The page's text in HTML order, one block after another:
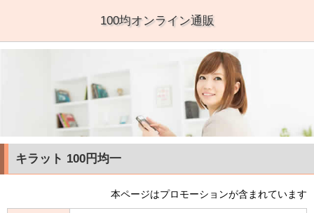
100均オンライン通販
キラット 100円均一
本ページはプロモーションが含まれています